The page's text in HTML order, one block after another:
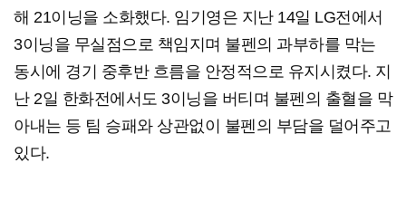
해 21이닝을 소화했다. 임기영은 지난 14일 LG전에서
3이닝을 무실점으로 책임지며 불펜의 과부하를 막는
동시에 경기 중후반 흐름을 안정적으로 유지시켰다. 지
난 2일 한화전에서도 3이닝을 버티며 불펜의 출혈을 막
아내는 등 팀 승패와 상관없이 불펜의 부담을 덜어주고
있다.